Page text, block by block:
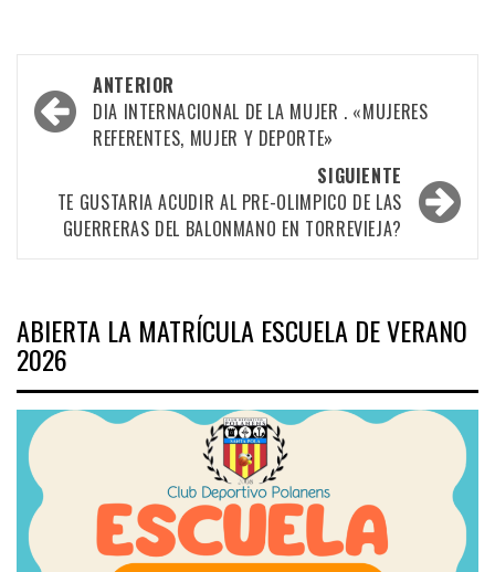
Navegación
por
entradas
ANTERIOR
DIA INTERNACIONAL DE LA MUJER . «MUJERES
REFERENTES, MUJER Y DEPORTE»
SIGUIENTE
TE GUSTARIA ACUDIR AL PRE-OLIMPICO DE LAS
GUERRERAS DEL BALONMANO EN TORREVIEJA?
ABIERTA LA MATRÍCULA ESCUELA DE VERANO
2026